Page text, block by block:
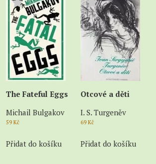
The Fateful Eggs
Michail Bulgakov
59 Kč
Přidat do košíku
Otcové a děti
I. S. Turgeněv
69 Kč
Přidat do košíku